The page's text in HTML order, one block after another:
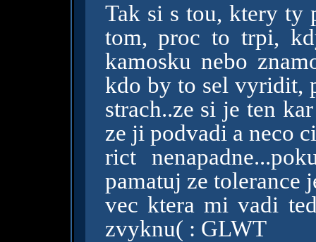
Tak si s tou, ktery ty
tom, proc to trpi,
kamosku nebo
kdo by to sel vyridit,
strach..ze si je ten
ze ji podvadi a neco
rict
pamatuj ze tolerance
vec ktera mi vadi
zvyknu( : GLWT